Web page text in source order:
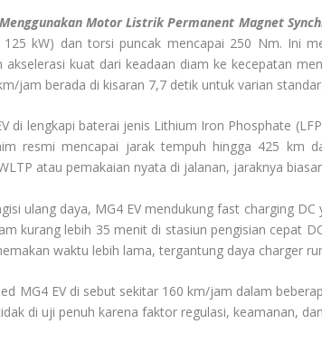
Motor Listrik Permanent Magnet
kW) dan torsi puncak mencapai 250 Nm. Ini
kuat dari keadaan diam ke kecepatan
jam berada di kisaran 7,7 detik untuk varian standar.
di lengkapi baterai jenis Lithium Iron Phosphate
resmi mencapai jarak tempuh hingga 425 km
atau pemakaian nyata di jalanan, jaraknya
ulang daya, MG4 EV mendukung fast charging
kurang lebih 35 menit di stasiun pengisian cepat
waktu lebih lama, tergantung daya charger
MG4 EV di sebut sekitar 160 km/jam dalam
di uji penuh karena faktor regulasi, keamanan,